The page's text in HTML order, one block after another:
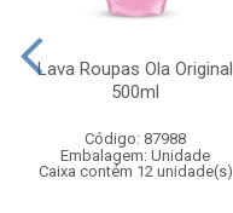
Lava Roupas Ola Original
500ml
Código: 87988
Embalagem: Unidade
Caixa contém 12 unidade(s)